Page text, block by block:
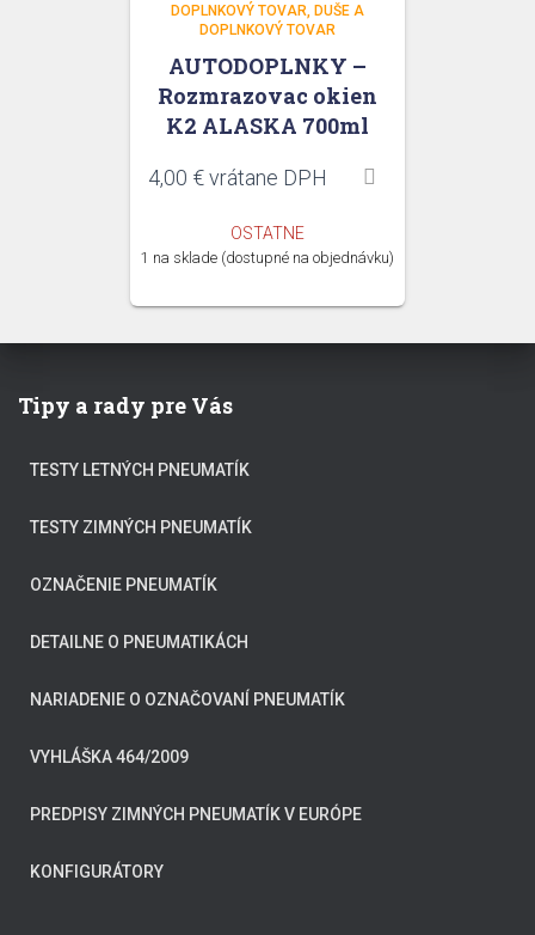
DOPLNKOVÝ TOVAR DUŠE A
DOPLNKOVÝ TOVAR
AUTODOPLNKY –
Rozmrazovac okien
K2 ALASKA 700ml
4,00 €vrátane DPH
OSTATNE
1 na sklade (dostupné na objednávku)
Tipy a rady pre Vás
TESTY LETNÝCH PNEUMATÍK
TESTY ZIMNÝCH PNEUMATÍK
OZNAČENIE PNEUMATÍK
DETAILNE O PNEUMATIKÁCH
NARIADENIE O OZNAČOVANÍ PNEUMATÍK
VYHLÁŠKA 464/2009
PREDPISY ZIMNÝCH PNEUMATÍK V EURÓPE
KONFIGURÁTORY